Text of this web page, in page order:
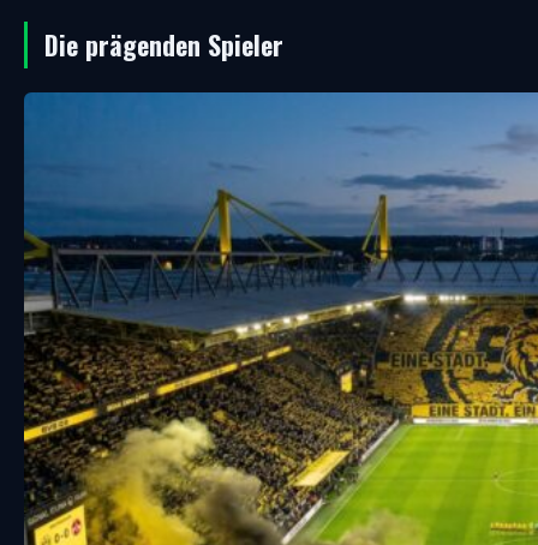
Die prägenden Spieler